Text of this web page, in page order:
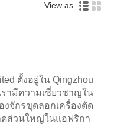
View as
ตั้งอยู่ใน Qingzhou
ามีความเชี่ยวชาญใน
งจักรขุดลอกเครื่องตัด
ดส่วนใหญ่ในแอฟริกา